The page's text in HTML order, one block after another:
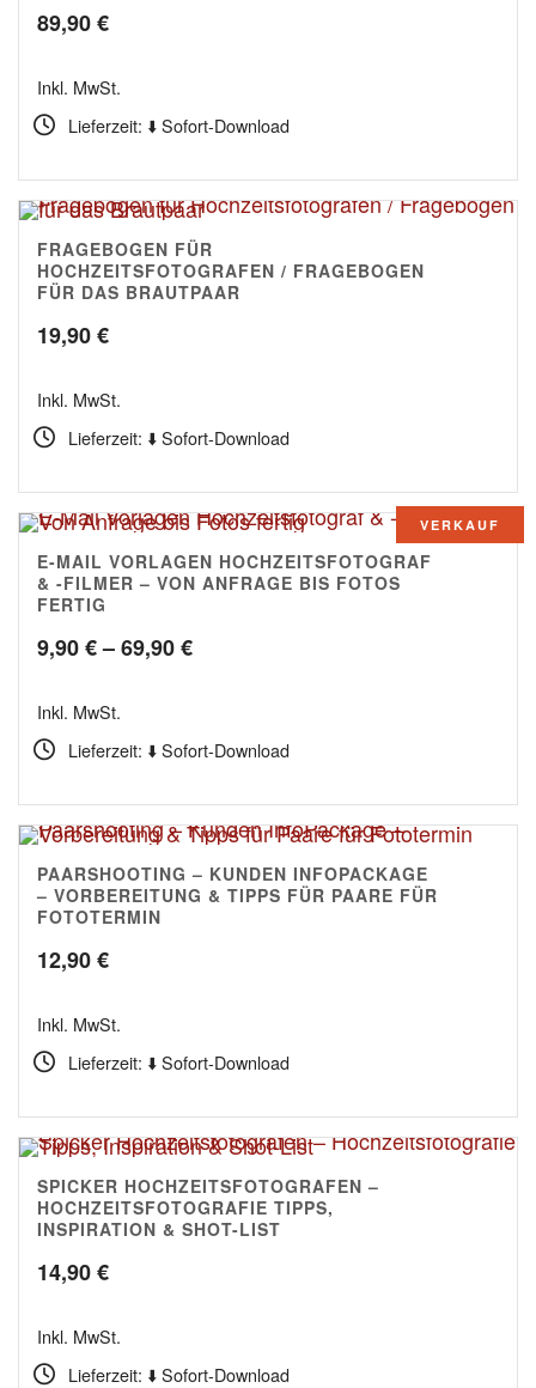
89,90€
Inkl. MwSt.
Lieferzeit: ⬇️ Sofort-Download
4.67
FRAGEBOGEN FÜR
HOCHZEITSFOTOGRAFEN / FRAGEBOGEN
FÜR DAS BRAUTPAAR
19,90€
Inkl. MwSt.
Lieferzeit: ⬇️ Sofort-Download
VERKAUF
4.80
E-MAIL VORLAGEN HOCHZEITSFOTOGRAF
& -FILMER – VON ANFRAGE BIS FOTOS
FERTIG
9,90€–69,90€Preisspanne:
69,90 €
Inkl. MwSt.
Lieferzeit: ⬇️ Sofort-Download
5.00
PAARSHOOTING – KUNDEN INFOPACKAGE
– VORBEREITUNG & TIPPS FÜR PAARE FÜR
FOTOTERMIN
12,90€
Inkl. MwSt.
Lieferzeit: ⬇️ Sofort-Download
5.00
SPICKER HOCHZEITSFOTOGRAFEN –
HOCHZEITSFOTOGRAFIE TIPPS,
INSPIRATION & SHOT-LIST
14,90€
Inkl. MwSt.
Lieferzeit: ⬇️ Sofort-Download